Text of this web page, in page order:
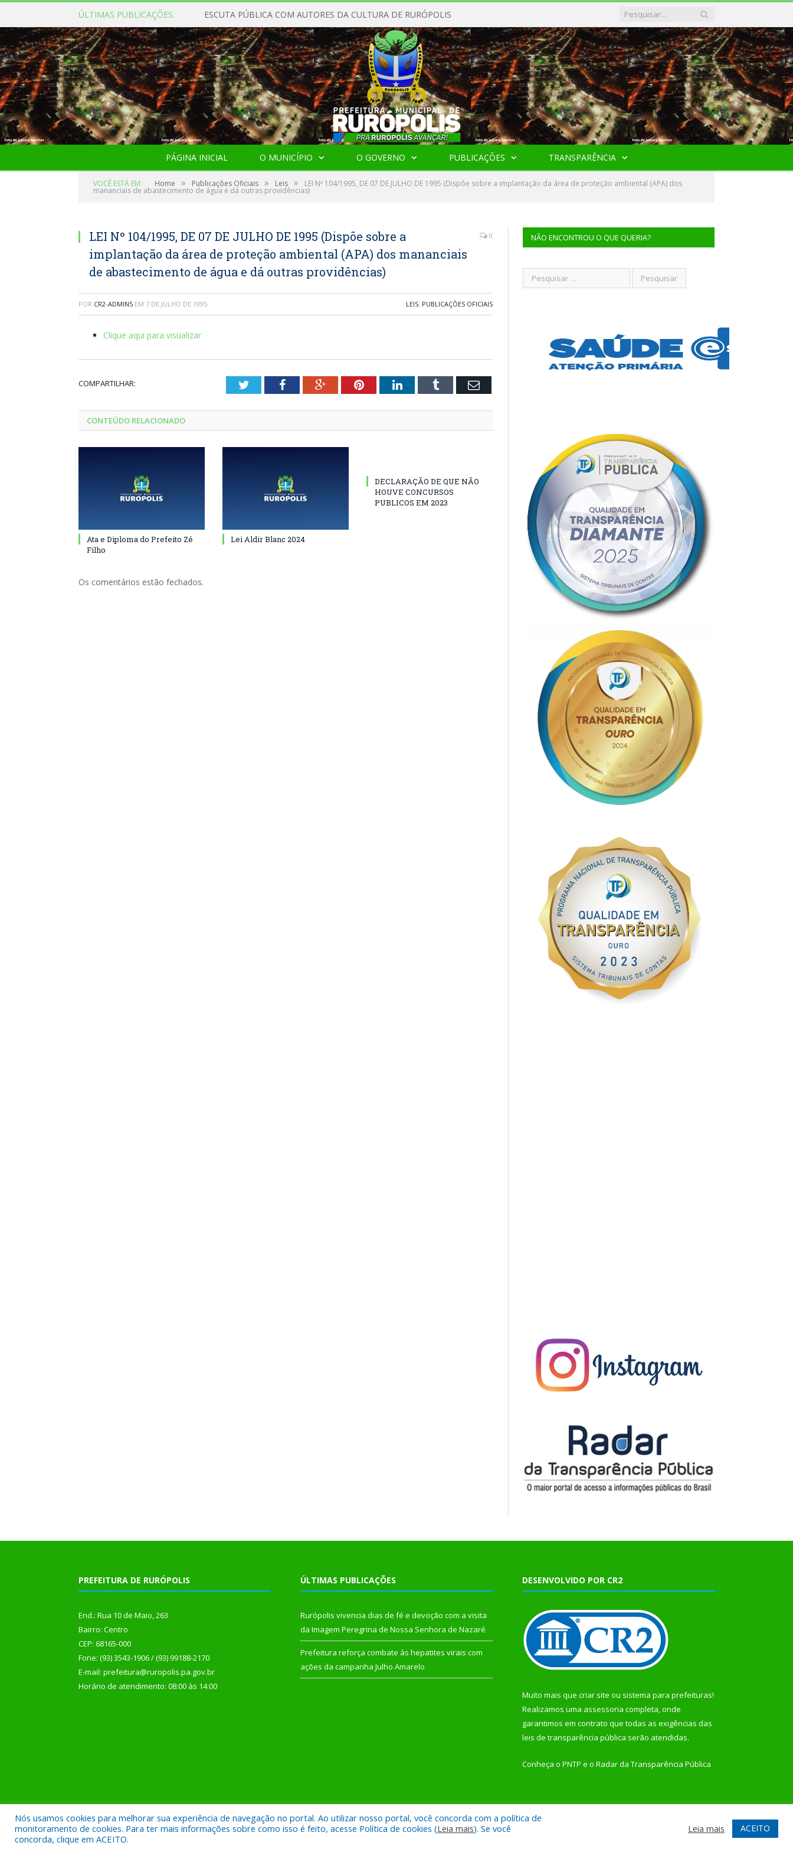
ÚLTIMAS PUBLICAÇÕES: ESCUTA PÚBLICA COM AUTORES DA CULTURA DE RURÓPOLIS
PÁGINA INICIAL O MUNICÍPIO O GOVERNO PUBLICAÇÕES TRANSPARÊNCIA
VOCÊ ESTÁ EM: Home » Publicações Oficiais » Leis » LEI Nº 104/1995, DE 07 DE JULHO DE 1995 (Dispõe sobre a implantação da área de proteção ambiental (APA) dos
mananciais de abastecimento de água e dá outras providências)
LEI Nº 104/1995, DE 07 DE JULHO DE 1995 (Dispõe sobre a
implantação da área de proteção ambiental (APA) dos mananciais
de abastecimento de água e dá outras providências)
0
POR CR2-ADMIN5 EM 7 DE JULHO DE 1995 LEIS, PUBLICAÇÕES OFICIAIS
Clique aqui para visualizar
COMPARTILHAR: TwitterFacebookGoogle+PinterestLinkedInTumblr Email
CONTEÚDO RELACIONADO
Ata e Diploma do Prefeito Zé
Filho
Lei Aldir Blanc 2024
DECLARAÇÃO DE QUE NÃO
HOUVE CONCURSOS
PUBLICOS EM 2023
Os comentários estão fechados.
NÃO ENCONTROU O QUE QUERIA?
PREFEITURA DE RURÓPOLIS
End.: Rua 10 de Maio, 263
Bairro: Centro
CEP: 68165-000
Fone: (93) 3543-1906 / (93) 99188-2170
E-mail: prefeitura@ruropolis.pa.gov.br
Horário de atendimento: 08:00 às 14:00
ÚLTIMAS PUBLICAÇÕES
Rurópolis vivencia dias de fé e devoção com a visita
da Imagem Peregrina de Nossa Senhora de Nazaré
Prefeitura reforça combate às hepatites virais com
ações da campanha Julho Amarelo
DESENVOLVIDO POR CR2
Muito mais que criar site ou sistema para prefeituras!
Realizamos uma assessoria completa, onde
garantimos em contrato que todas as exigências das
leis de transparência pública serão atendidas.
Conheça o PNTP e o Radar da Transparência Pública
Todos os direitos reservados a Prefeitura Municipal de Rurópolis. Mapa do Site Acessar Webmail
Nós usamos cookies para melhorar sua experiência de navegação no portal. Ao utilizar nosso portal, você concorda com a política de
monitoramento de cookies. Para ter mais informações sobre como isso é feito, acesse Política de cookies (Leia mais). Se você
concorda, clique em ACEITO.
Leia mais ACEITO